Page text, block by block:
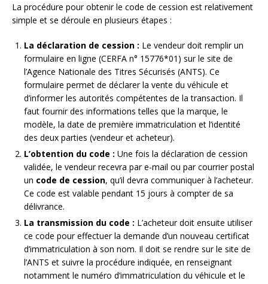
La procédure pour obtenir le code de cession est relativement
simple et se déroule en plusieurs étapes :
La déclaration de cession : Le vendeur doit remplir un
formulaire en ligne (CERFA n° 15776*01) sur le site de
l’Agence Nationale des Titres Sécurisés (ANTS). Ce
formulaire permet de déclarer la vente du véhicule et
d’informer les autorités compétentes de la transaction. Il
faut fournir des informations telles que la marque, le
modèle, la date de première immatriculation et l’identité
des deux parties (vendeur et acheteur).
L’obtention du code : Une fois la déclaration de cession
validée, le vendeur recevra par e-mail ou par courrier postal
un code de cession, qu’il devra communiquer à l’acheteur.
Ce code est valable pendant 15 jours à compter de sa
délivrance.
La transmission du code : L’acheteur doit ensuite utiliser
ce code pour effectuer la demande d’un nouveau certificat
d’immatriculation à son nom. Il doit se rendre sur le site de
l’ANTS et suivre la procédure indiquée, en renseignant
notamment le numéro d’immatriculation du véhicule et le